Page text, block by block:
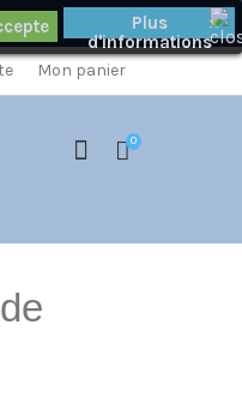
×
Mon panier
0
Plus
d'informations